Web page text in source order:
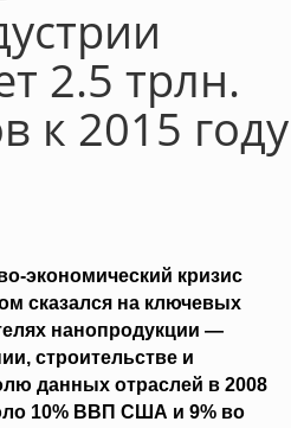
2.5 трлн.
к 2015 году
экономический кризис
сказался на ключевых
нанопродукции —
строительстве и
данных отраслей в 2008
10% ВВП США и 9% во